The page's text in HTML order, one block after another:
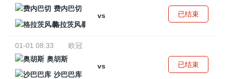
费内巴切
vs
格拉茨风暴
已结束
01-01 08:33
欧冠
奥胡斯
vs
沙巴巴库
已结束